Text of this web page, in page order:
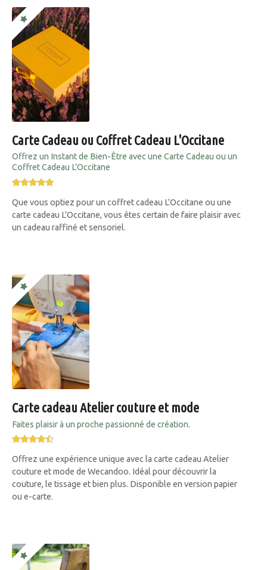
Carte Cadeau ou Coffret Cadeau L'Occitane
Offrez un Instant de Bien-Être avec une Carte Cadeau ou un
Coffret Cadeau L’Occitane
Que vous optiez pour un coffret cadeau L’Occitane ou une
carte cadeau L’Occitane, vous êtes certain de faire plaisir avec
un cadeau raffiné et sensoriel.
Carte cadeau Atelier couture et mode
Faites plaisir à un proche passionné de création.
Offrez une expérience unique avec la carte cadeau Atelier
couture et mode de Wecandoo. Idéal pour découvrir la
couture, le tissage et bien plus. Disponible en version papier
ou e-carte.